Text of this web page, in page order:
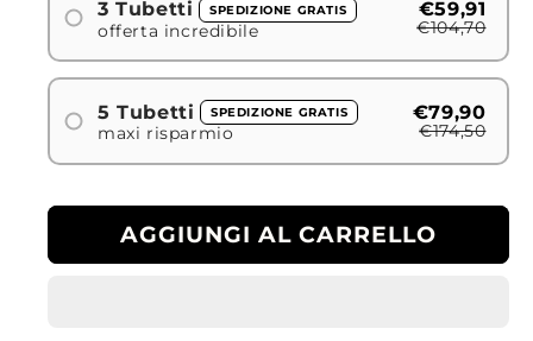
3 Tubetti SPEDIZIONE GRATIS
offerta incredibile
€59,91
€104,70
5 Tubetti SPEDIZIONE GRATIS
maxi risparmio
€79,90
€174,50
AGGIUNGI AL CARRELLO